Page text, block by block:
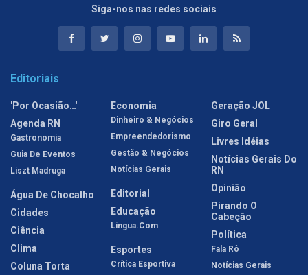
Siga-nos nas redes sociais
Editoriais
'Por Ocasião…'
Agenda RN
Gastronomia
Guia De Eventos
Liszt Madruga
Água De Chocalho
Cidades
Ciência
Clima
Coluna Torta
Economia
Dinheiro & Negócios
Empreendedorismo
Gestão & Negócios
Notícias Gerais
Editorial
Educação
Língua.com
Esportes
Crítica Esportiva
Geração JOL
Giro Geral
Livres Idéias
Notícias Gerais Do
RN
Opinião
Pirando O
Cabeção
Política
Fala Rô
Notícias Gerais